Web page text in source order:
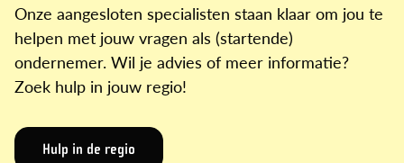
Onze aangesloten specialisten staan klaar om jou te
helpen met jouw vragen als (startende)
ondernemer. Wil je advies of meer informatie?
Zoek hulp in jouw regio!
Hulp in de regio